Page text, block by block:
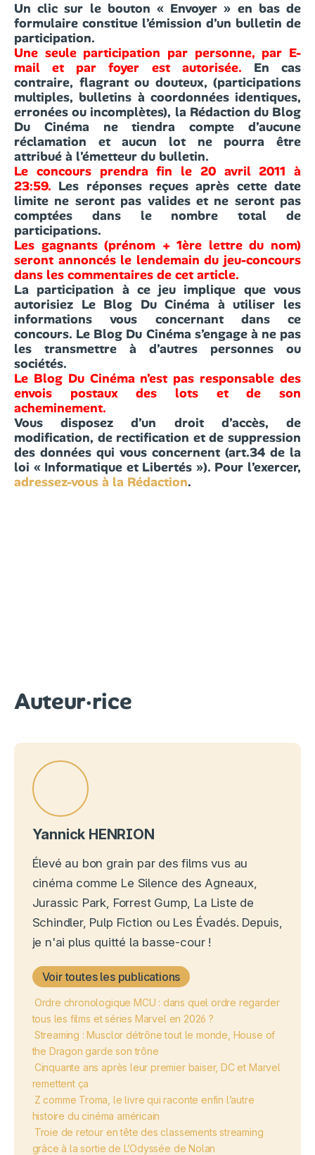
Un clic sur le bouton « Envoyer » en bas de
formulaire constitue l’émission d’un bulletin de
participation.
Une seule participation par personne, par E-
mail et par foyer est autorisée. En cas
contraire, flagrant ou douteux, (participations
multiples, bulletins à coordonnées identiques,
erronées ou incomplètes), la Rédaction du Blog
Du Cinéma ne tiendra compte d’aucune
réclamation et aucun lot ne pourra être
attribué à l’émetteur du bulletin.
Le concours prendra fin le 20 avril 2011 à
23:59. Les réponses reçues après cette date
limite ne seront pas valides et ne seront pas
comptées dans le nombre total de
participations.
Les gagnants (prénom + 1ère lettre du nom)
seront annoncés le lendemain du jeu-concours
dans les commentaires de cet article.
La participation à ce jeu implique que vous
autorisiez Le Blog Du Cinéma à utiliser les
informations vous concernant dans ce
concours. Le Blog Du Cinéma s’engage à ne pas
les transmettre à d’autres personnes ou
sociétés.
Le Blog Du Cinéma n’est pas responsable des
envois postaux des lots et de son
acheminement.
Vous disposez d’un droit d’accès, de
modification, de rectification et de suppression
des données qui vous concernent (art.34 de la
loi « Informatique et Libertés »). Pour l’exercer,
adressez-vous à la Rédaction.
Auteur·rice
Yannick HENRION
Élevé au bon grain par des films vus au
cinéma comme Le Silence des Agneaux,
Jurassic Park, Forrest Gump, La Liste de
Schindler, Pulp Fiction ou Les Évadés. Depuis,
je n'ai plus quitté la basse-cour !
Voir toutes les publications
Ordre chronologique MCU : dans quel ordre regarder
tous les films et séries Marvel en 2026 ?
Streaming : Musclor détrône tout le monde, House of
the Dragon garde son trône
Cinquante ans après leur premier baiser, DC et Marvel
remettent ça
Z comme Troma, le livre qui raconte enfin l’autre
histoire du cinéma américain
Troie de retour en tête des classements streaming
grâce à la sortie de L’Odyssée de Nolan